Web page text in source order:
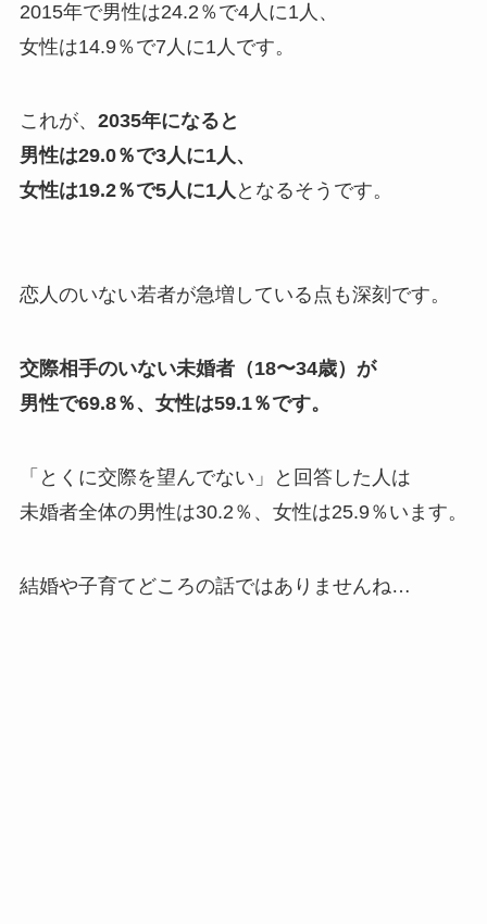
2015年で男性は24.2％で4人に1人、
女性は14.9％で7人に1人です。
これが、 2035年になると
男性は29.0％で3人に1人、
女性は19.2％で5人に1人 となるそうです。
恋人のいない若者が急増している点も深刻です。
交際相手のいない未婚者（18〜34歳）が
男性で69.8％、女性は59.1％です。
「とくに交際を望んでない」と回答した人は
未婚者全体の男性は30.2％、女性は25.9％います。
結婚や子育てどころの話ではありませんね…